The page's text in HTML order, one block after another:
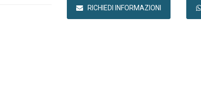
RICHIEDI INFORMAZIONI